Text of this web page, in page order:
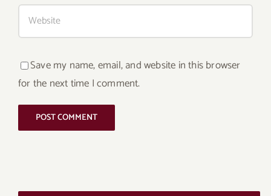
Save my name, email, and website in this browser
for the next time I comment.